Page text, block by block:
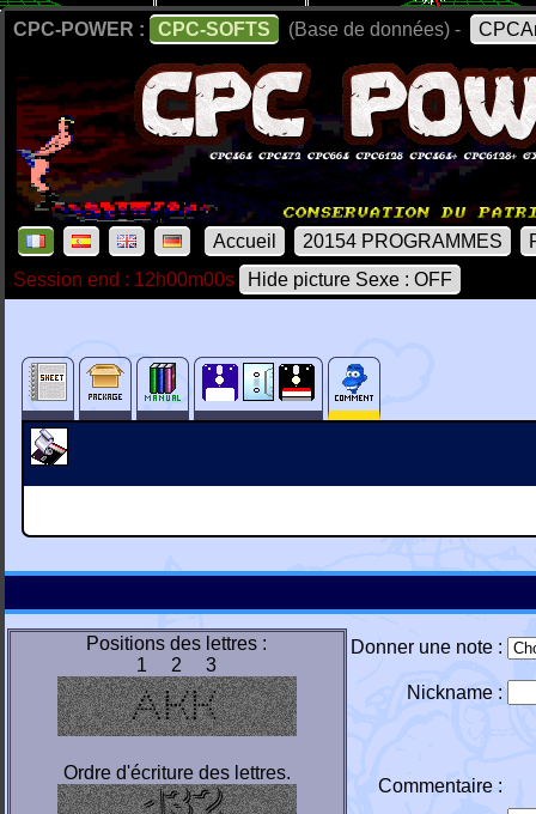
CPC-POWER : CPC-SOFTS (Base de données) -
Accueil 20154 PROGRAMMES
Session end : 12h00m00s
Hide picture Sexe : OFF
Positions des lettres :
1 2 3
Ordre d'écriture des lettres.
Donner une note :
Nickname :
Commentaire :